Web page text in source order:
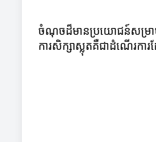
ចំណុចដ៏មានប្រយោជន៍សម្រាប់
ការសិក្សាស្លុតគឺជាដំណើរកា